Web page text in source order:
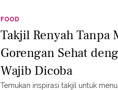
FOOD
Takjil Renyah Tanpa
Gorengan Sehat
Wajib Dicoba
Temukan inspirasi takjil untuk